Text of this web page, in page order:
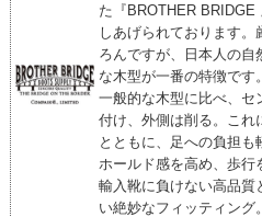
た『BROTHER BRIDGE
しあげられております
ろんですが、日本人の自
な木型が一番の特徴です。
一般的な木型に比べ、セ
付け、外側は削る。これ
とともに、足への負担も
ホールド感を高め、歩行
輸入靴に負けない高品質
い絶妙なフィッティング。